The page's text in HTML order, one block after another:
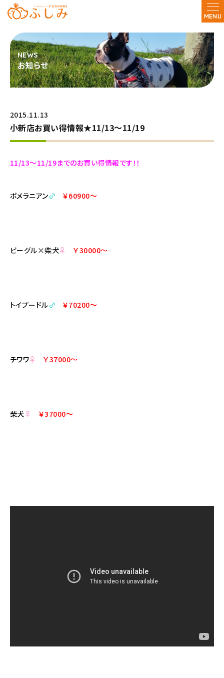
MENU
お知らせ
2015.11.13
小新店お買い得情報★11/13～11/19
11/13～11/19までのお買い得情報です！！
ポメラニアン♂ ￥60900～
ビーグル×柴犬♀￥30000～
トイプードル♂ ￥70200～
チワワ♀￥37000～
柴犬♀ ￥37000～